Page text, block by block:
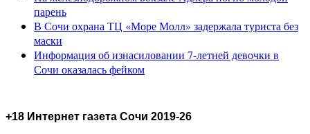
парень
В Сочи охрана ТЦ «Море Молл» задержала туриста без
маски
Информация об изнасиловании 7-летней девочки в
Сочи оказалась фейком
+18 Интернет газета Сочи 2019-26